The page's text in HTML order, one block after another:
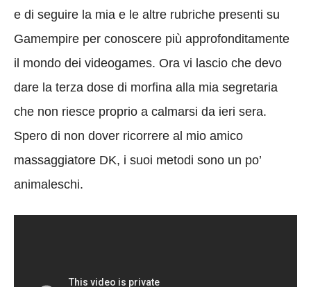
e di seguire la mia e le altre rubriche presenti su
Gamempire per conoscere più approfonditamente
il mondo dei videogames. Ora vi lascio che devo
dare la terza dose di morfina alla mia segretaria
che non riesce proprio a calmarsi da ieri sera.
Spero di non dover ricorrere al mio amico
massaggiatore DK, i suoi metodi sono un po’
animaleschi.